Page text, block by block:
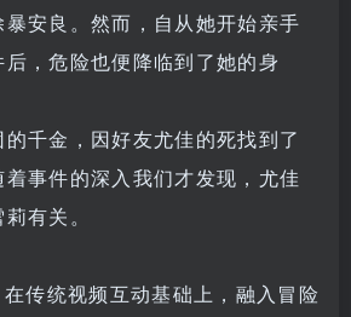
安良。然而，自从她开始亲手
，危险也便降临到了她的身
千金，因好友尤佳的死找到了
事件的深入我们才发现，尤佳
有关。
传统视频互动基础上，融入冒险